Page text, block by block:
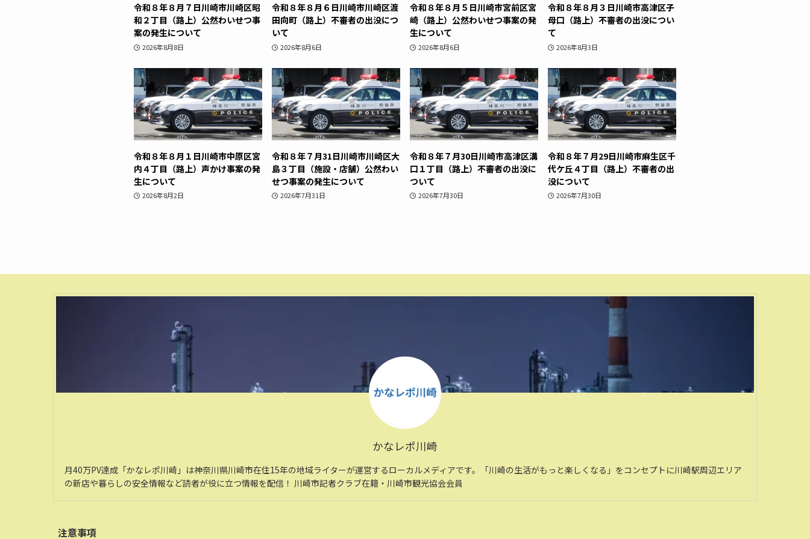
令和８年８月７日川崎市川崎区昭
和２丁目（路上）公然わいせつ事
案の発生について
2026年8月8日
令和８年８月６日川崎市川崎区渡
田向町（路上）不審者の出没につ
いて
2026年8月6日
令和８年８月５日川崎市宮前区宮
崎（路上）公然わいせつ事案の発
生について
2026年8月6日
令和８年８月３日川崎市高津区子
母口（路上）不審者の出没につい
て
2026年8月3日
令和８年８月１日川崎市中原区宮
内４丁目（路上）声かけ事案の発
生について
2026年8月2日
令和８年７月31日川崎市川崎区大
島３丁目（施設・店舗）公然わい
せつ事案の発生について
2026年7月31日
令和８年７月30日川崎市高津区溝
口１丁目（路上）不審者の出没に
ついて
2026年7月30日
令和８年７月29日川崎市麻生区千
代ケ丘４丁目（路上）不審者の出
没について
2026年7月30日
かなレポ川崎
月40万PV達成「かなレポ川崎」は神奈川県川崎市在住15年の地域ライターが運営するローカルメディアです。「川崎の生活がもっと楽しくなる」をコンセプトに川崎駅周辺エリア
の新店や暮らしの安全情報など読者が役に立つ情報を配信！ 川崎市記者クラブ在籍・川崎市観光協会会員
注意事項